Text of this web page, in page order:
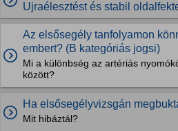
Ujraélesztést és stabil
Az elsősegély tanfolyamon
embert? (B kategóriás jogsi)
Mi a különbség az artériás
között?
Ha elsősegélyvizsgán
Mit hibáztál?